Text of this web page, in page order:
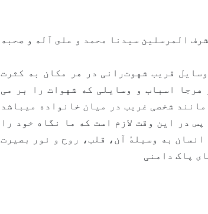
المرسلين سيدنا محمد و على آله و صحبه
قریب شهوت‌رانی در هر مکان به کثرت
اسباب و وسایلی که شهوات را بر می
شخصی غریب در میان خانواده میباشد
در این وقت لازم است که ما نگاه خود را
به وسیلهٔ آن، قلب، روح و نور بصیرت
پاک دامنی